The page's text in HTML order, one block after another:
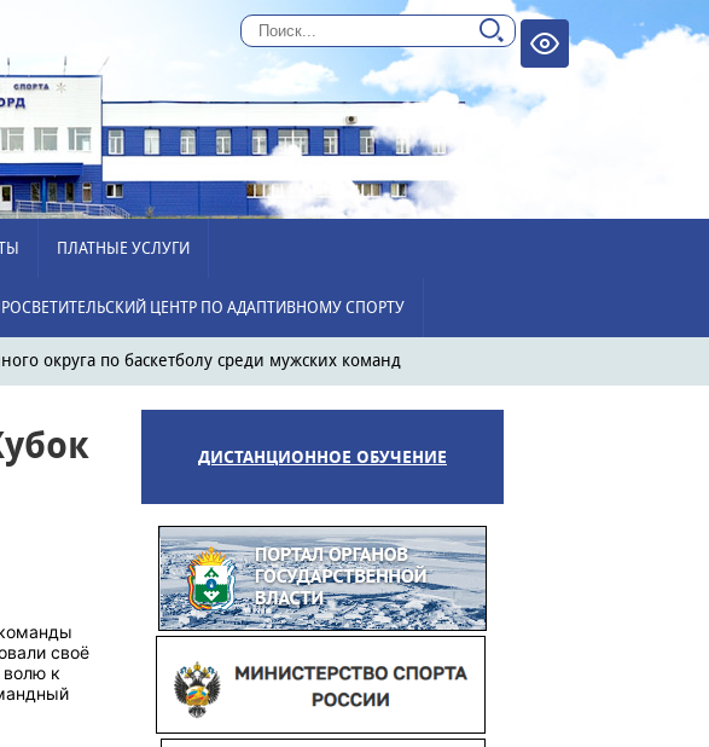
ПЛАТНЫЕ УСЛУГИ
ЦЕНТР ПО АДАПТИВНОМУ СПОРТУ
округа по баскетболу среди мужских команд
своё
волю к
ДИСТАНЦИОННОЕ ОБУЧЕНИЕ